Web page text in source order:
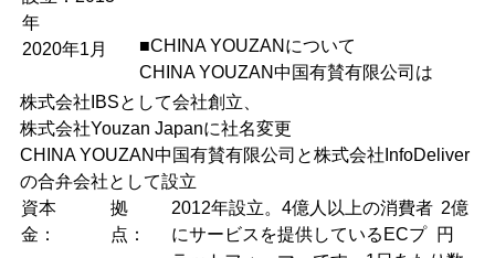
年
2020年1月
株式会社IBSとして会社創立、
株式会社Youzan Japanに社名変更
CHINA YOUZAN中国有賛有限公司と株式会社InfoDeliver
の合弁会社として設立
資本
金：
2億
円
拠
点：
■CHINA YOUZANについて
CHINA YOUZAN中国有賛有限公司は
2012年設立。4億人以上の消費者
にサービスを提供しているECプ